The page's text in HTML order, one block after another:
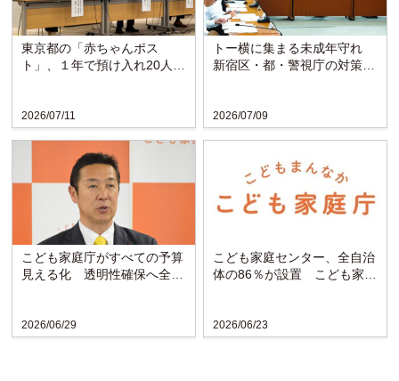
2026/07/11
東京都の「赤ちゃんポス
ト」、１年で預け入れ20人
2026/07/09
トー横に集まる未成年守れ
新宿区・都・警視庁の対策協
2026/06/29
こども家庭庁がすべての予算
見える化 透明性確保へ全省
2026/06/23
こども家庭センター、全自治
体の86％が設置 こども家庭